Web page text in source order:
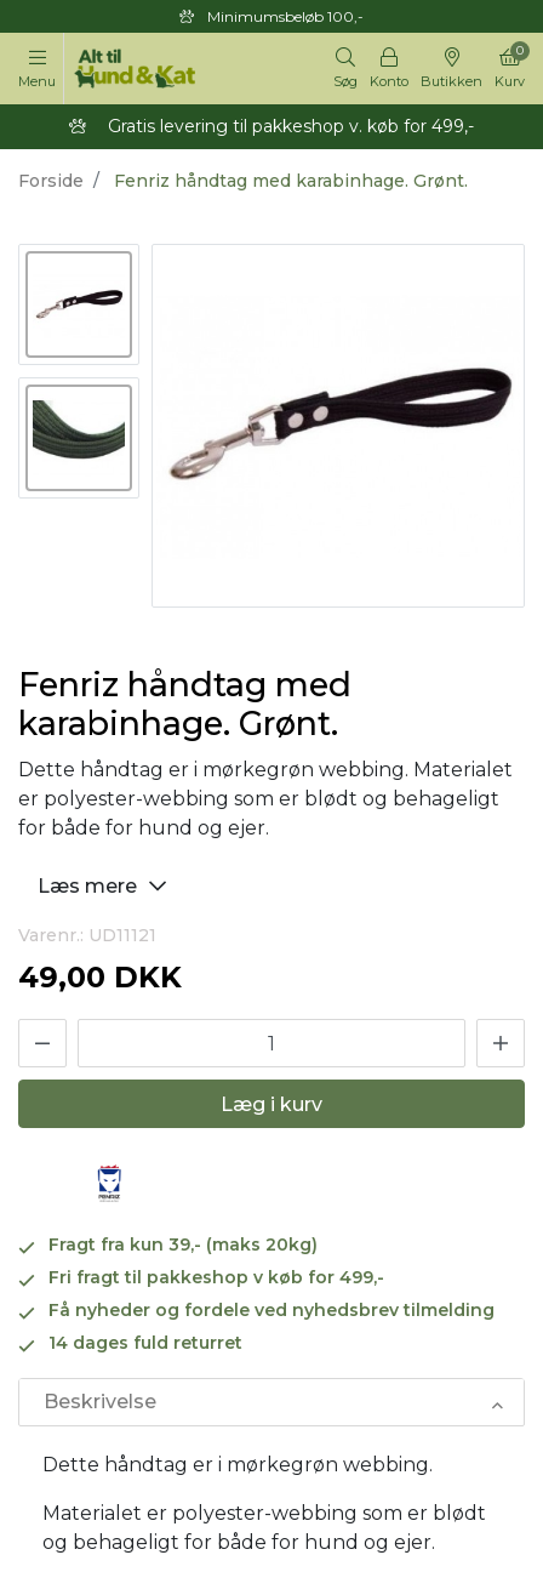
Minimumsbeløb 100,-
Menu Søg Konto Butikken Kurv
0
Gratis levering til pakkeshop v. køb for 499,-
Forside Fenriz håndtag med karabinhage. Grønt.
Fenriz håndtag med
karabinhage. Grønt.
Dette håndtag er i mørkegrøn webbing. Materialet
er polyester-webbing som er blødt og behageligt
for både for hund og ejer.
Læs mere
Varenr.: UD11121
49,00 DKK
Læg i kurv
Fragt fra kun 39,- (maks 20kg)
Fri fragt til pakkeshop v køb for 499,-
Få nyheder og fordele ved nyhedsbrev tilmelding
14 dages fuld returret
Beskrivelse
Dette håndtag er i mørkegrøn webbing.
Materialet er polyester-webbing som er blødt
og behageligt for både for hund og ejer.